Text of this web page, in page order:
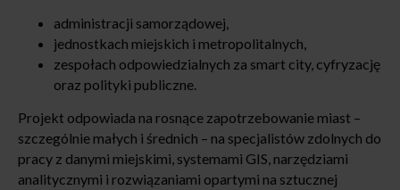
administracji samorządowej,
jednostkach miejskich i metropolitalnych,
zespołach odpowiedzialnych za smart city, cyfryzację
oraz polityki publiczne.
Projekt odpowiada na rosnące zapotrzebowanie miast –
szczególnie małych i średnich – na specjalistów zdolnych do
pracy z danymi miejskimi, systemami GIS, narzędziami
analitycznymi i rozwiązaniami opartymi na sztucznej